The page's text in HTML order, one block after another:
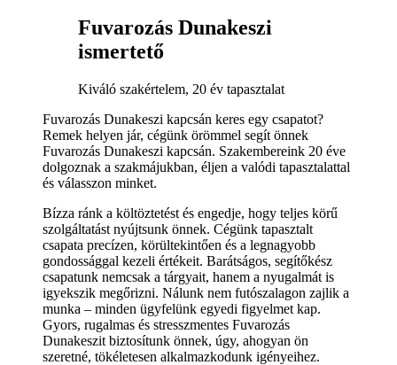
Fuvarozás Dunakeszi
ismertető
Kiváló szakértelem, 20 év tapasztalat
Fuvarozás Dunakeszi kapcsán keres egy csapatot?
Remek helyen jár, cégünk örömmel segít önnek
Fuvarozás Dunakeszi kapcsán. Szakembereink 20 éve
dolgoznak a szakmájukban, éljen a valódi tapasztalattal
és válasszon minket.
Bízza ránk a költöztetést és engedje, hogy teljes körű
szolgáltatást nyújtsunk önnek. Cégünk tapasztalt
csapata precízen, körültekintően és a legnagyobb
gondossággal kezeli értékeit. Barátságos, segítőkész
csapatunk nemcsak a tárgyait, hanem a nyugalmát is
igyekszik megőrizni. Nálunk nem futószalagon zajlik a
munka – minden ügyfelünk egyedi figyelmet kap.
Gyors, rugalmas és stresszmentes Fuvarozás
Dunakeszit biztosítunk önnek, úgy, ahogyan ön
szeretné, tökéletesen alkalmazkodunk igényeihez.